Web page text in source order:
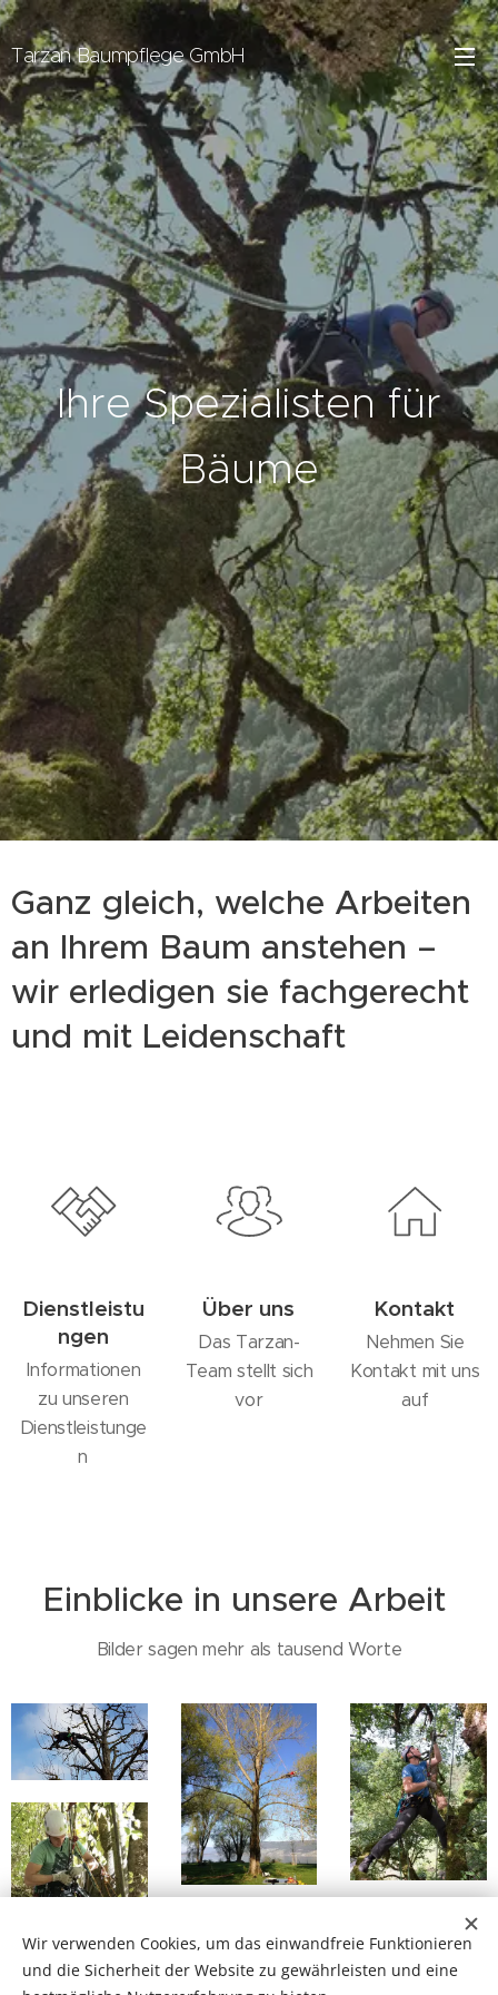
Tarzan Baumpflege GmbH
Ihre Spezialisten für
Bäume
Ganz gleich, welche Arbeiten
an Ihrem Baum anstehen –
wir erledigen sie fachgerecht
und mit Leidenschaft
Dienstleistu
ngen
Informationen
zu unseren
Dienstleistunge
n
Über uns
Das Tarzan-
Team stellt sich
vor
Kontakt
Nehmen Sie
Kontakt mit uns
auf
Einblicke in unsere Arbeit
Bilder sagen mehr als tausend Worte
Wir verwenden Cookies, um das einwandfreie Funktionieren
und die Sicherheit der Website zu gewährleisten und eine